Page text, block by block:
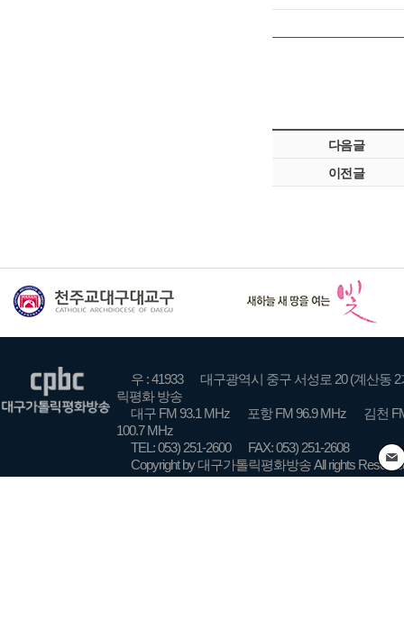
다음글
이전글
우 : 41933
대구광역시 중구 서성로 20 (계산동 2
릭평화 방송
대구 FM 93.1 MHz
포항 FM 96.9 MHz
김천
100.7 MHz
TEL: 053) 251-2600
FAX: 053) 251-2608
Copyright by 대구가톨릭평화방송 All rights